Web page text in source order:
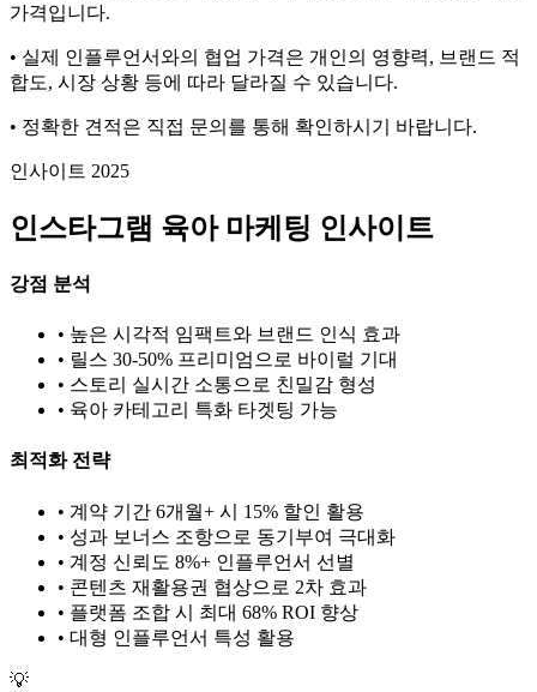
가격입니다.
• 실제 인플루언서와의 협업 가격은 개인의 영향력, 브랜드 적
합도, 시장 상황 등에 따라 달라질 수 있습니다.
• 정확한 견적은 직접 문의를 통해 확인하시기 바랍니다.
인사이트 2025
인스타그램 육아마케팅 인사이트
강점 분석
• 높은 시각적 임팩트와 브랜드 인식 효과
• 릴스 30-50% 프리미엄으로 바이럴 기대
• 스토리 실시간 소통으로 친밀감 형성
• 육아 카테고리 특화 타겟팅 가능
최적화 전략
• 계약 기간 6개월+ 시 15% 할인 활용
• 성과 보너스 조항으로 동기부여 극대화
• 계정 신뢰도 8%+ 인플루언서 선별
• 콘텐츠 재활용권 협상으로 2차 효과
• 플랫폼 조합 시 최대 68% ROI 향상
• 대형 인플루언서 특성 활용
💡